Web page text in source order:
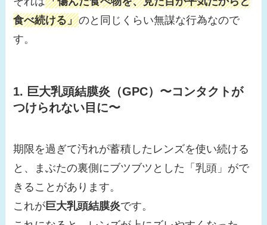
食べ続ける」のと同じくらい無謀な行為なので
す。
1. 巨大乳頭結膜炎（GPC）〜コンタクトが
つけられない目に〜
期限を過ぎて汚れが蓄積したレンズを使い続ける
と、まぶたの裏側にブツブツとした「乳頭」がで
きることがあります。
これが巨大乳頭結膜炎です。